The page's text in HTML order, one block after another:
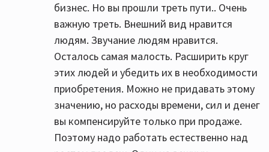
бизнес. Но вы прошли треть пути.. Очень
важную треть. Внешний вид нравится
людям. Звучание людям нравится.
Осталось самая малость. Расширить круг
этих людей и убедить их в необходимости
приобретения. Можно не придавать этому
значению, но расходы времени, сил и денег
вы компенсируйте только при продаже.
Поэтому надо работать естественно над